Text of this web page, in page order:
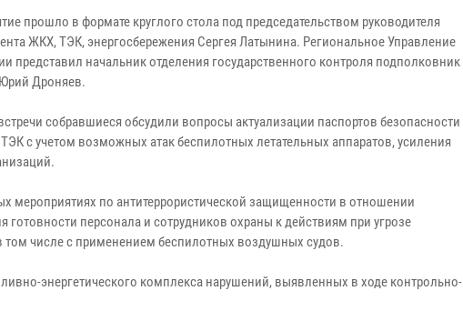
прошло в формате круглого стола под председательством руководителя
ЖКХ, ТЭК, энергосбережения Сергея Латынина. Региональное Управление
представил начальник отделения государственного контроля подполковник
Дроняев.
собравшиеся обсудили вопросы актуализации паспортов безопасности
с учетом возможных атак беспилотных летательных аппаратов, усиления
мероприятиях по антитеррористической защищенности в отношении
персонала и сотрудников охраны к действиям при угрозе
числе с применением беспилотных воздушных судов.
энергетического комплекса нарушений, выявленных в ходе контрольно-